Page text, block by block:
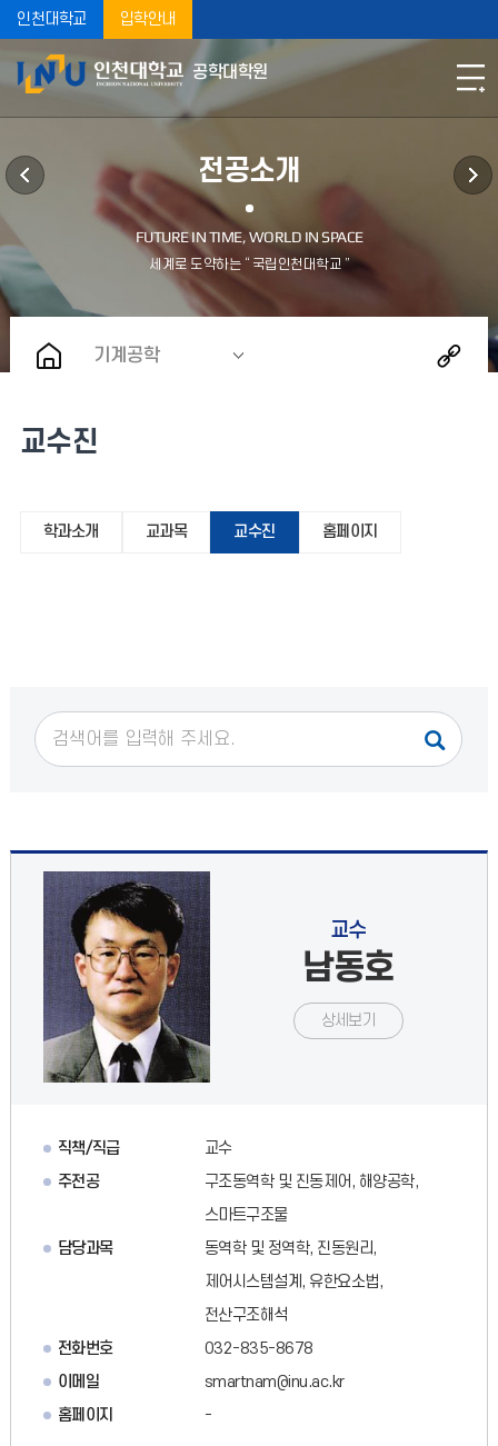
인천대학교 입학안내
공학대학원
전공소개
기계공학
교수진
학과소개 교과목 교수진 홈페이지
교수
남동호
상세보기
직책/직급
교수
주전공
구조동역학 및 진동제어, 해양공학,
스마트구조물
담당과목
동역학 및 정역학, 진동원리,
제어시스템설계, 유한요소법,
전산구조해석
전화번호
032-835-8678
이메일
smartnam@inu.ac.kr
홈페이지
-